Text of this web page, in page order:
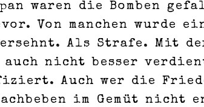
waren die Bomben
Von manchen wurde
ersehnt. Als Strafe. Mit
nicht besser
Auch wer die
im Gemüt nicht